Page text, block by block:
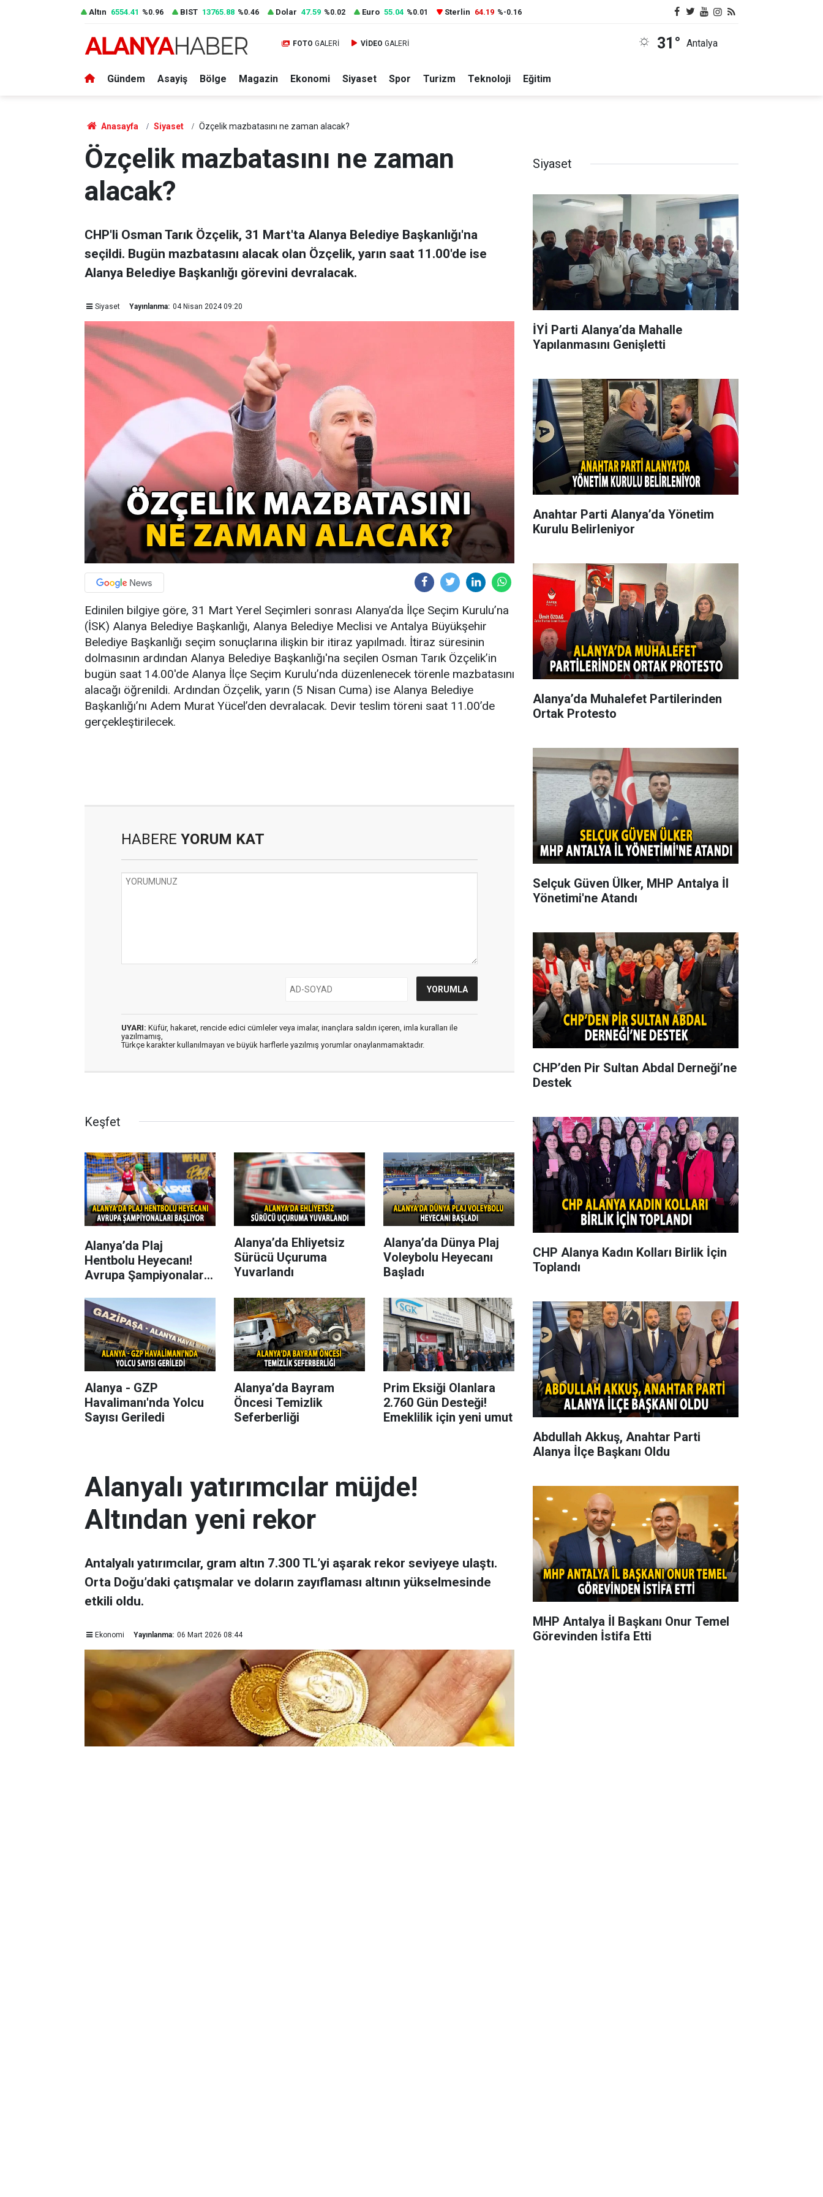
Altın 6554.41 %0.96 BIST 13765.88 %0.46 Dolar 47.59 %0.02 Euro 55.04 %0.01 Sterlin 64.19 %-0.16
FOTO GALERİ VİDEO GALERİ 31° Antalya
Gündem Asayiş Bölge Magazin Ekonomi Siyaset Spor Turizm Teknoloji Eğitim
Anasayfa Siyaset Özçelik mazbatasını ne zaman alacak?
Özçelik mazbatasını ne zaman
alacak?
CHP'li Osman Tarık Özçelik, 31 Mart'ta Alanya Belediye Başkanlığı'na
seçildi. Bugün mazbatasını alacak olan Özçelik, yarın saat 11.00'de ise
Alanya Belediye Başkanlığı görevini devralacak.
Siyaset Yayınlanma: 04 Nisan 2024 09:20
Edinilen bilgiye göre, 31 Mart Yerel Seçimleri sonrası Alanya’da İlçe Seçim Kurulu’na
(İSK) Alanya Belediye Başkanlığı, Alanya Belediye Meclisi ve Antalya Büyükşehir
Belediye Başkanlığı seçim sonuçlarına ilişkin bir itiraz yapılmadı. İtiraz süresinin
dolmasının ardından Alanya Belediye Başkanlığı'na seçilen Osman Tarık Özçelik’in
bugün saat 14.00'de Alanya İlçe Seçim Kurulu’nda düzenlenecek törenle mazbatasını
alacağı öğrenildi. Ardından Özçelik, yarın (5 Nisan Cuma) ise Alanya Belediye
Başkanlığı’nı Adem Murat Yücel’den devralacak. Devir teslim töreni saat 11.00’de
gerçekleştirilecek.
HABERE YORUM KAT
UYARI: Küfür, hakaret, rencide edici cümleler veya imalar, inançlara saldırı içeren, imla kuralları ile
yazılmamış,
Türkçe karakter kullanılmayan ve büyük harflerle yazılmış yorumlar onaylanmamaktadır.
Keşfet
Alanya’da Plaj
Hentbolu Heyecanı!
Avrupa Şampiyonaları
Alanya’da Ehliyetsiz
Sürücü Uçuruma
Yuvarlandı
Alanya’da Dünya Plaj
Voleybolu Heyecanı
Başladı
Alanya - GZP
Havalimanı'nda Yolcu
Sayısı Geriledi
Alanya’da Bayram
Öncesi Temizlik
Seferberliği
Prim Eksiği Olanlara
2.760 Gün Desteği!
Emeklilik için yeni umut
Alanyalı yatırımcılar müjde!
Altından yeni rekor
Antalyalı yatırımcılar, gram altın 7.300 TL’yi aşarak rekor seviyeye ulaştı.
Orta Doğu’daki çatışmalar ve doların zayıflaması altının yükselmesinde
etkili oldu.
Ekonomi Yayınlanma: 06 Mart 2026 08:44
Siyaset
İYİ Parti Alanya’da Mahalle
Yapılanmasını Genişletti
Anahtar Parti Alanya’da Yönetim
Kurulu Belirleniyor
Alanya’da Muhalefet Partilerinden
Ortak Protesto
Selçuk Güven Ülker, MHP Antalya İl
Yönetimi'ne Atandı
CHP’den Pir Sultan Abdal Derneği’ne
Destek
CHP Alanya Kadın Kolları Birlik İçin
Toplandı
Abdullah Akkuş, Anahtar Parti
Alanya İlçe Başkanı Oldu
MHP Antalya İl Başkanı Onur Temel
Görevinden İstifa Etti